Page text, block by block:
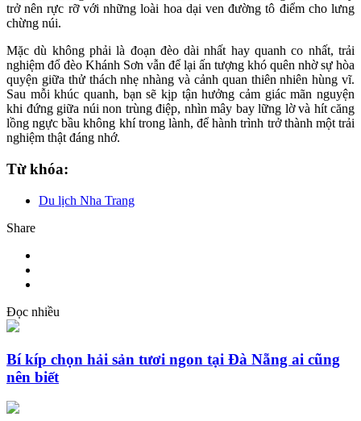
trở nên rực rỡ với những loài hoa dại ven đường tô điểm cho lưng
chừng núi.
Mặc dù không phải là đoạn đèo dài nhất hay quanh co nhất, trải
nghiệm đổ đèo Khánh Sơn vẫn để lại ấn tượng khó quên nhờ sự hòa
quyện giữa thử thách nhẹ nhàng và cảnh quan thiên nhiên hùng vĩ.
Sau mỗi khúc quanh, bạn sẽ kịp tận hưởng cảm giác mãn nguyện
khi đứng giữa núi non trùng điệp, nhìn mây bay lững lờ và hít căng
lồng ngực bầu không khí trong lành, để hành trình trở thành một trải
nghiệm thật đáng nhớ.
Từ khóa:
Du lịch Nha Trang
Share
Đọc nhiều
Bí kíp chọn hải sản tươi ngon tại Đà Nẵng ai cũng
nên biết